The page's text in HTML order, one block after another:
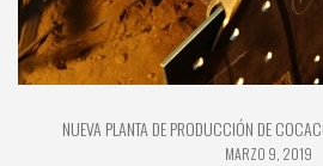
NUEVA PLANTA DE PRODUCCIÓN DE
MARZO 9, 2019